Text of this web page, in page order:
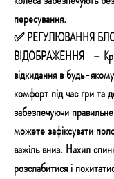
пересування.
✅ РЕГУЛЮВАННЯ
ВІДОБРАЖЕННЯ –
відкидання в будь-
комфорт під час гри та
забезпечуючи
можете зафіксувати
важіль вниз. Нахил
розслабитися і